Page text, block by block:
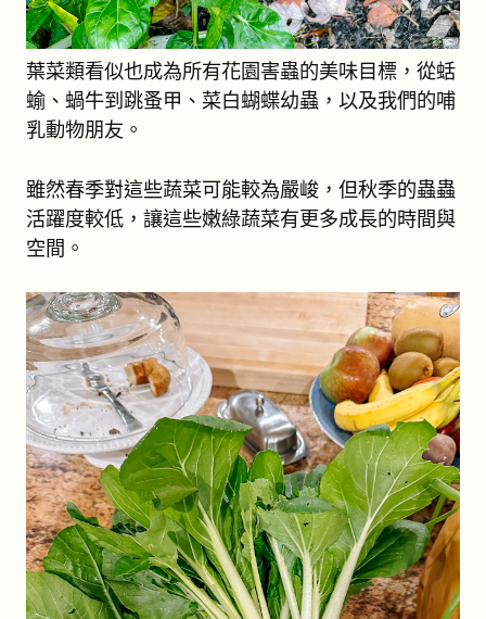
葉菜類看似也成為所有花園害蟲的美味目標，從蛞
蝓、蝸牛到跳蚤甲、菜白蝴蝶幼蟲，以及我們的哺
乳動物朋友。
雖然春季對這些蔬菜可能較為嚴峻，但秋季的蟲蟲
活躍度較低，讓這些嫩綠蔬菜有更多成長的時間與
空間。